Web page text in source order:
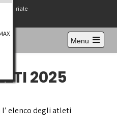
Menu
2025
elenco degli atleti